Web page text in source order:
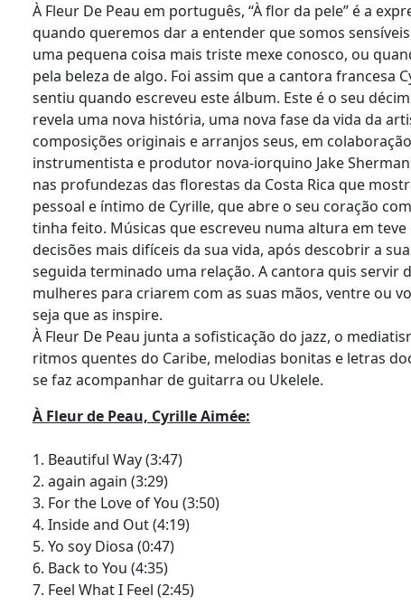
À Fleur De Peau em português, “À flor da pele” é a
quando queremos dar a entender que somos
uma pequena coisa mais triste mexe conosco, ou
pela beleza de algo. Foi assim que a cantora francesa
sentiu quando escreveu este álbum. Este é o seu
revela uma nova história, uma nova fase da vida da
composições originais e arranjos seus, em
instrumentista e produtor nova-iorquino Jake
nas profundezas das florestas da Costa Rica que
pessoal e íntimo de Cyrille, que abre o seu coração
tinha feito. Músicas que escreveu numa altura em
decisões mais difíceis da sua vida, após descobrir a
seguida terminado uma relação. A cantora quis servir
mulheres para criarem com as suas mãos, ventre ou
seja que as inspire.
À Fleur De Peau junta a sofisticação do jazz, o
ritmos quentes do Caribe, melodias bonitas e letras
se faz acompanhar de guitarra ou Ukelele.
À Fleur de Peau, Cyrille Aimée:
1. Beautiful Way (3:47)
2. again again (3:29)
3. For the Love of You (3:50)
4. Inside and Out (4:19)
5. Yo soy Diosa (0:47)
6. Back to You (4:35)
7. Feel What I Feel (2:45)